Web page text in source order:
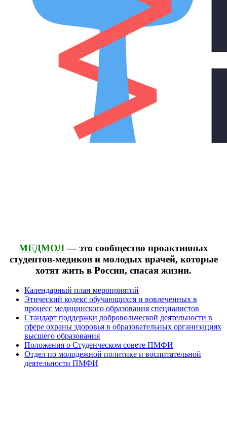
МЕДМОЛ— это сообщество проактивных
студентов-медиков и молодых врачей, которые
хотят жить в России, спасая жизни.
Календарный план мероприятий
Этический кодекс обучающихся и вовлеченных в
процесс медицинского образования специалистов
Стандарт поддержки добровольческой деятельности в
сфере охраны здоровья в образовательных организациях
высшего образования
Положения о Студенческом совете ПМФИ
Отдел по молодежной политике и воспитательной
деятельности ПМФИ